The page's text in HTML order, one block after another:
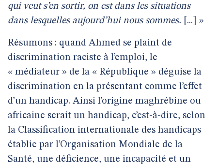
qui veut s’en sortir, on est dans les situations
dans lesquelles aujourd’hui nous sommes. [...] »
Résumons : quand Ahmed se plaint de
discrimination raciste à l’emploi, le
« médiateur » de la « République » déguise la
discrimination en la présentant comme l’effet
d’un handicap. Ainsi l’origine maghrébine ou
africaine serait un handicap, c’est-à-dire, selon
la Classification internationale des handicaps
établie par l’Organisation Mondiale de la
Santé, une déficience, une incapacité et un